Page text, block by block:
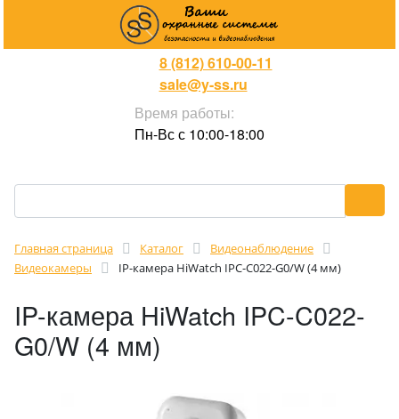
8 (812) 610-00-11
sale@y-ss.ru
Время работы:
Пн-Вс с 10:00-18:00
Главная страница Каталог
Видеонаблюдение
Видеокамеры
IP-камера HiWatch IPC-C022-G0/W (4 мм)
IP-камера HiWatch IPC-C022-
G0/W (4 мм)